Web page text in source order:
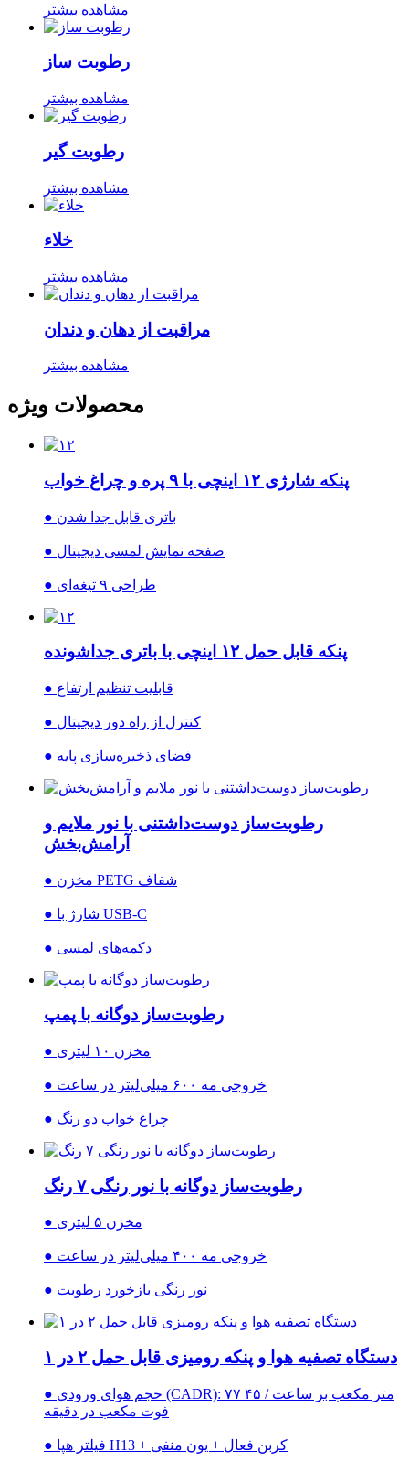
مشاهده بیشتر
رطوبت ساز
مشاهده بیشتر
رطوبت گیر
مشاهده بیشتر
خلاء
مشاهده بیشتر
مراقبت از دهان و دندان
مشاهده بیشتر
محصولات ویژه
پنکه شارژی ۱۲ اینچی با ۹ پره و چراغ خواب
● باتری قابل جدا شدن
● صفحه نمایش لمسی دیجیتال
● طراحی ۹ تیغه‌ای
پنکه قابل حمل ۱۲ اینچی با باتری جداشونده
● قابلیت تنظیم ارتفاع
● کنترل از راه دور دیجیتال
● فضای ذخیره‌سازی پایه
رطوبت‌ساز دوست‌داشتنی با نور ملایم و
آرامش‌بخش
● مخزن PETG شفاف
● شارژ با USB-C
● دکمه‌های لمسی
رطوبت‌ساز دوگانه با پمپ
● مخزن ۱۰ لیتری
● خروجی مه ۶۰۰ میلی‌لیتر در ساعت
● چراغ خواب دو رنگ
رطوبت‌ساز دوگانه با نور رنگی ۷ رنگ
● مخزن ۵ لیتری
● خروجی مه ۴۰۰ میلی‌لیتر در ساعت
● نور رنگی بازخورد رطوبت
دستگاه تصفیه هوا و پنکه رومیزی قابل حمل ۲ در ۱
● حجم هوای ورودی (CADR): ۷۷ متر مکعب بر ساعت / ۴۵
فوت مکعب در دقیقه
● فیلتر هپا H13 + کربن فعال + یون منفی